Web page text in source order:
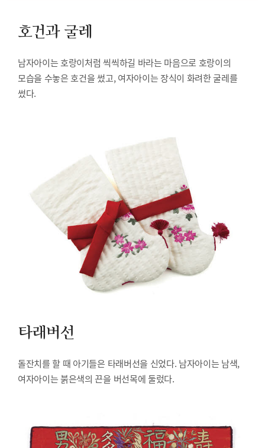
호건과 굴레
남자아이는 호랑이처럼 씩씩하길 바라는 마음으로 호랑이의
모습을 수놓은 호건을 썼고, 여자아이는 장식이 화려한 굴레를
썼다.
타래버선
돌잔치를 할 때 아기들은 타래버선을 신었다. 남자아이는 남색,
여자아이는 붉은색의 끈을 버선목에 둘렀다.